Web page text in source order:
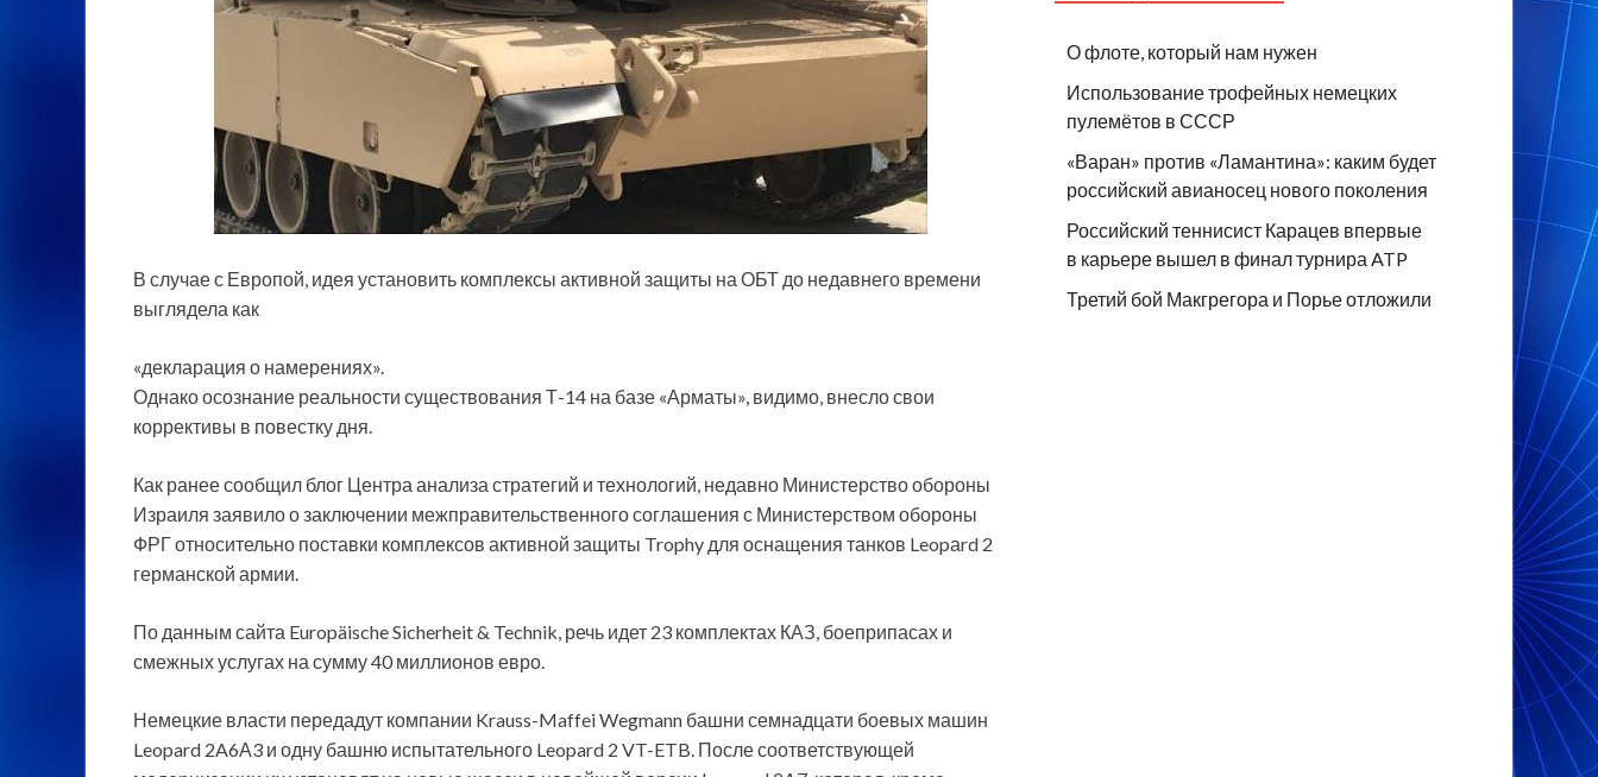
В случае с Европой, идея установить комплексы активной защиты на ОБТ до недавнего времени
выглядела как
«декларация о намерениях».
Однако осознание реальности существования Т-14 на базе «Арматы», видимо, внесло свои
коррективы в повестку дня.
Как ранее сообщил блог Центра анализа стратегий и технологий, недавно Министерство обороны
Израиля заявило о заключении межправительственного соглашения с Министерством обороны
ФРГ относительно поставки комплексов активной защиты Trophy для оснащения танков Leopаrd 2
германской армии.
По данным сайта Europäische Sicherheit & Technik, речь идет 23 комплектах КАЗ, боеприпасах и
смежных услугах на сумму 40 миллионов евро.
Немецкие власти передадут компании Krauss-Maffei Wegmann башни семнадцати боевых машин
Leopard 2A6А3 и одну башню испытательного Leopard 2 VT-ETB. После соответствующей
О флоте, который нам нужен
Использование трофейных немецких
пулемётов в СССР
«Варан» против «Ламантина»: каким будет
российский авианосец нового поколения
Российский теннисист Карацев впервые
в карьере вышел в финал турнира ATP
Третий бой Макгрегора и Порье отложили